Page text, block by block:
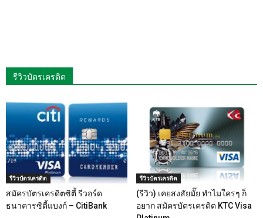
รีวิวบัตรเครดิต
รีวิวบัตรเครดิต
สมัครบัตรเครดิตซิตี้ รีวอร์ด
ธนาคารซิตี้แบงก์ – CitiBank
รีวิวบัตรเครดิต
(รีวิว) เคยสงสัยมั๊ย ทำไมใครๆ ก็
อยาก สมัครบัตรเครดิต KTC Visa